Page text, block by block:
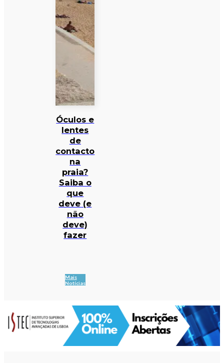
Óculos e
lentes
de
contacto
na
praia?
Saiba o
que
deve (e
não
deve)
fazer
Mais
Notícias